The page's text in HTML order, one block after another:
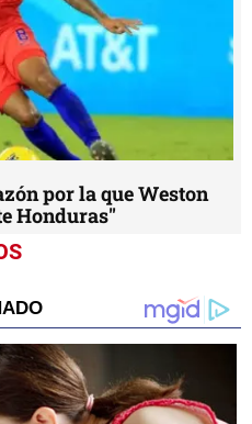
por la que Weston
Honduras"